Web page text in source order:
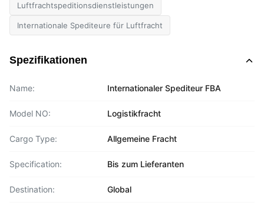
Luftfrachtspeditionsdienstleistungen
Internationale Spediteure für Luftfracht
Spezifikationen
Name: Internationaler Spediteur FBA
Model NO: Logistikfracht
Cargo Type: Allgemeine Fracht
Specification: Bis zum Lieferanten
Destination: Global